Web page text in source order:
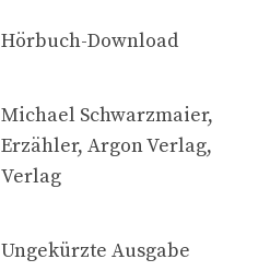
Hörbuch-Download
Michael Schwarzmaier,
Erzähler, Argon Verlag,
Verlag
Ungekürzte Ausgabe